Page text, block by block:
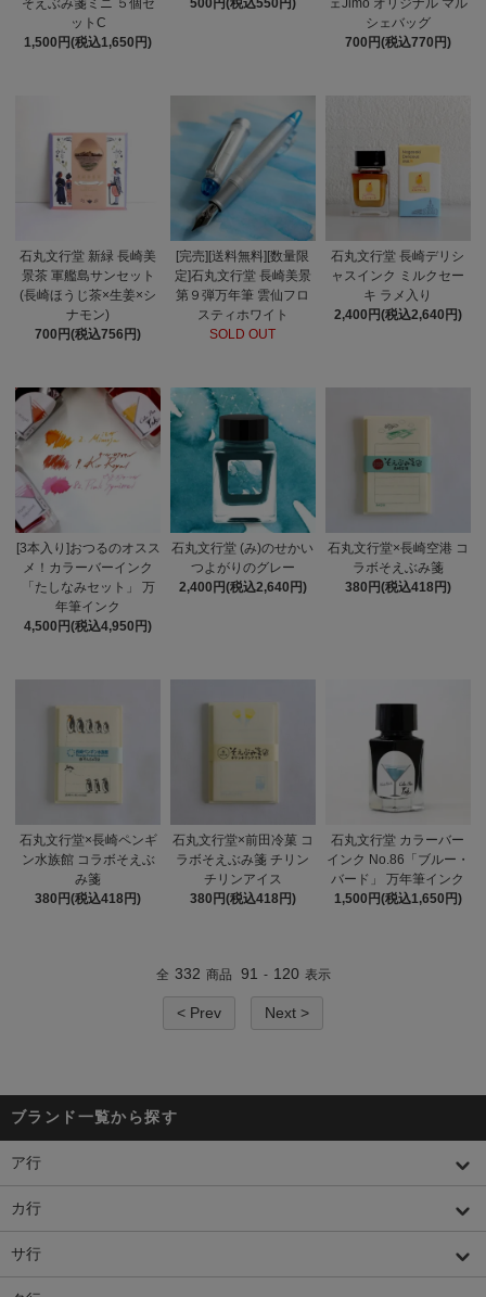
そえぶみ箋ミニ ５個セ
ットC
1,500円(税込1,650円)
500円(税込550円)
ェJimo オリジナル マル
シェバッグ
700円(税込770円)
石丸文行堂 新緑 長崎美
景茶 軍艦島サンセット
(長崎ほうじ茶×生姜×シ
ナモン)
700円(税込756円)
[完売][送料無料][数量限
定]石丸文行堂 長崎美景
第９弾万年筆 雲仙フロ
スティホワイト
SOLD OUT
石丸文行堂 長崎デリシ
ャスインク ミルクセー
キ ラメ入り
2,400円(税込2,640円)
[3本入り]おつるのオスス
メ！カラーバーインク
「たしなみセット」 万
年筆インク
4,500円(税込4,950円)
石丸文行堂 (み)のせかい
つよがりのグレー
2,400円(税込2,640円)
石丸文行堂×長崎空港 コ
ラボそえぶみ箋
380円(税込418円)
石丸文行堂×長崎ペンギ
ン水族館 コラボそえぶ
み箋
380円(税込418円)
石丸文行堂×前田冷菓 コ
ラボそえぶみ箋 チリン
チリンアイス
380円(税込418円)
石丸文行堂 カラーバー
インク No.86「ブルー・
バード」 万年筆インク
1,500円(税込1,650円)
全 332 商品 91 - 120 表示
< Prev Next >
ブランド一覧から探す
ア行
カ行
サ行